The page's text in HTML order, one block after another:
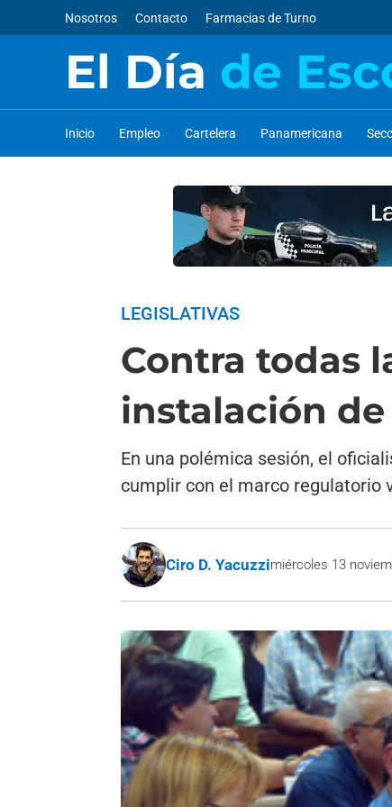
Nosotros Contacto Farmacias de Turno
El Día de
Inicio Empleo Cartelera Panamericana
LEGISLATIVAS
Contra todas
instalación
En una polémica sesión, el
cumplir con el marco regulatorio
Ciro D. Yacuzzimiércoles 13